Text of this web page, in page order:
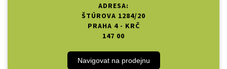
ADRESA:
ŠTÚROVA 1284/20
PRAHA 4 - KRČ
147 00
Navigovat na prodejnu